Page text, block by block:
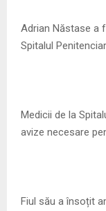
E
U
Adrian Năstase a
Spitalul
Medicii de la
avize necesare
Fiul său a însoțit